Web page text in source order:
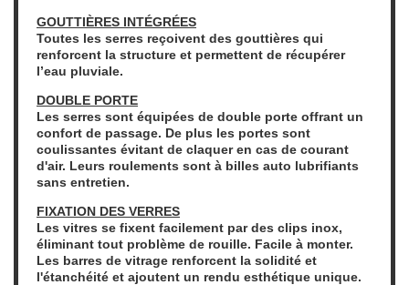
GOUTTIÈRES INTÉGRÉES
Toutes les serres reçoivent des gouttières qui
renforcent la structure et permettent de récupérer
l’eau pluviale.
DOUBLE PORTE
Les serres sont équipées de double porte offrant un
confort de passage. De plus les portes sont
coulissantes évitant de claquer en cas de courant
d'air. Leurs roulements sont à billes auto lubrifiants
sans entretien.
FIXATION DES VERRES
Les vitres se fixent facilement par des clips inox,
éliminant tout problème de rouille. Facile à monter.
Les barres de vitrage renforcent la solidité et
l'étanchéité et ajoutent un rendu esthétique unique.